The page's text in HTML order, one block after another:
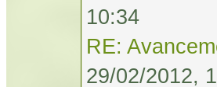
10:34
RE:
29/02/2012,